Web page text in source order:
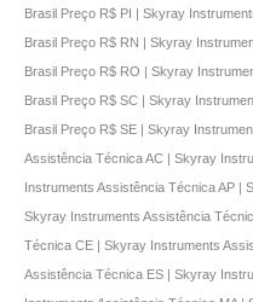
Brasil Preço R$ PI | Skyray
Brasil Preço R$ RN | Skyray
Brasil Preço R$ RO | Skyray
Brasil Preço R$ SC | Skyray
Brasil Preço R$ SE | Skyray
Assistência Técnica AC | Skyray
Instruments Assistência Técnica AP |
Skyray Instruments Assistência
Técnica CE | Skyray Instruments
Assistência Técnica ES | Skyray